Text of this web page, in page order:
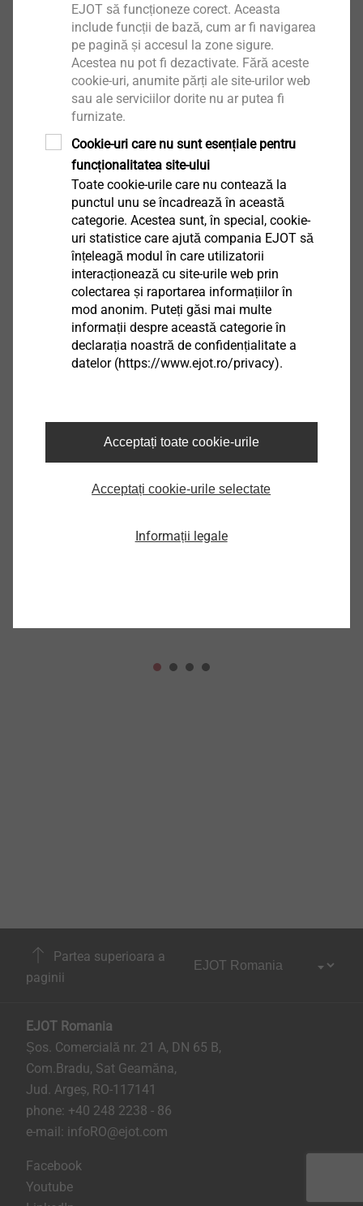
Descărcări
Product data sheet.pdf 169 KB
ETA-07/0013.pdf
EPD Flat roof fastening systems.pdf
FM Approval.pdf 157 KB
HTV 82/40 F
3020093401
Specificații
Descriere produs HTV 82/40 F
Alte produse
FBS-R-6,3
Partea superioara a
paginii
EJOT Romania
Șos. Comercială nr. 21 A, DN 65 B,
Com.Bradu, Sat Geamăna,
Jud. Argeș, RO-117141
phone: +40 248 2238 - 86
e-mail: infoRO@ejot.com
Facebook
Youtube
EJOT să funcționeze corect. Aceasta
include funcții de bază, cum ar fi navigarea
pe pagină și accesul la zone sigure.
Acestea nu pot fi dezactivate. Fără aceste
cookie-uri, anumite părți ale site-urilor web
sau ale serviciilor dorite nu ar putea fi
furnizate.
Cookie-uri care nu sunt esențiale pentru
funcționalitatea site-ului
Toate cookie-urile care nu contează la
punctul unu se încadrează în această
categorie. Acestea sunt, în special, cookie-
uri statistice care ajută compania EJOT să
înțeleagă modul în care utilizatorii
interacționează cu site-urile web prin
colectarea și raportarea informațiilor în
mod anonim. Puteți găsi mai multe
informații despre această categorie în
declarația noastră de confidențialitate a
datelor (https://www.ejot.ro/privacy).
Acceptați toate cookie-urile
Acceptați cookie-urile selectate
Informații legale